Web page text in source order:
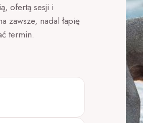
ofertą sesji i
zawsze, nadal łapię
termin.